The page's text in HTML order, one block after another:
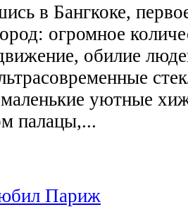
в Бангкоке,
огромное
обилие
уютные
палацы,...
Париж